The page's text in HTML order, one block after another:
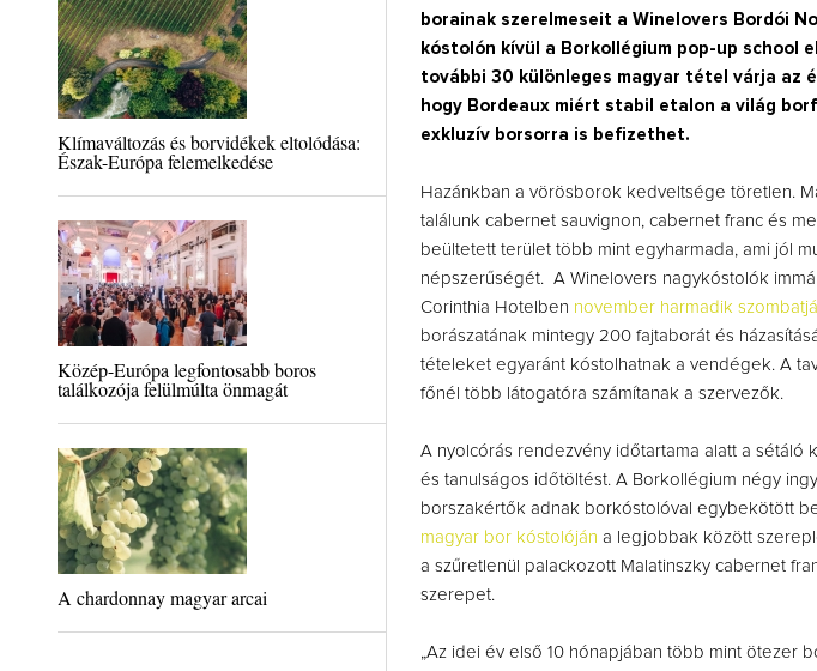
Klímaváltozás és borvidékek eltolódása:
Észak-Európa felemelkedése
Közép-Európa legfontosabb boros
találkozója felülmúlta önmagát
A chardonnay magyar arcai
borainak szerelmeseit a Winelovers Bordói
kóstolón kívül a Borkollégium pop-up school
további 30 különleges magyar tétel várja az
hogy Bordeaux miért stabil etalon a világ
exkluzív borsorra is befizethet.
Hazánkban a vörösborok kedveltsége töretlen.
találunk cabernet sauvignon, cabernet franc és
beültetett terület több mint egyharmada, ami jól
népszerűségét. A Winelovers nagykóstolók
Corinthia Hotelben november harmadik
borászatának mintegy 200 fajtaborát és
tételeket egyaránt kóstolhatnak a vendégek. A
főnél több látogatóra számítanak a szervezők.
A nyolcórás rendezvény időtartama alatt a sétáló
és tanulságos időtöltést. A Borkollégium négy
borszakértők adnak borkóstolóval egybekötött
magyar bor kóstolóján a legjobbak között
a szűretlenül palackozott Malatinszky cabernet
szerepet.
„Az idei év első 10 hónapjában több mint ötezer